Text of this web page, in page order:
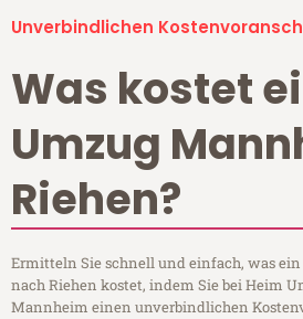
Unverbindlichen
Was kostet
Umzug
Riehen?
Ermitteln Sie schnell und einfach, was
nach Riehen kostet, indem Sie bei Heim
Mannheim einen unverbindlichen